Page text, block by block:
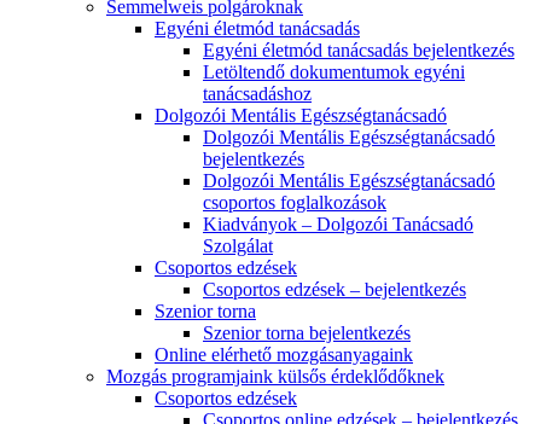
Semmelweis polgároknak
Egyéni életmód tanácsadás
Egyéni életmód tanácsadás bejelentkezés
Letöltendő dokumentumok egyéni
tanácsadáshoz
Dolgozói Mentális Egészségtanácsadó
Dolgozói Mentális Egészségtanácsadó
bejelentkezés
Dolgozói Mentális Egészségtanácsadó
csoportos foglalkozások
Kiadványok – Dolgozói Tanácsadó
Szolgálat
Csoportos edzések
Csoportos edzések – bejelentkezés
Szenior torna
Szenior torna bejelentkezés
Online elérhető mozgásanyagaink
Mozgás programjaink külsős érdeklődőknek
Csoportos edzések